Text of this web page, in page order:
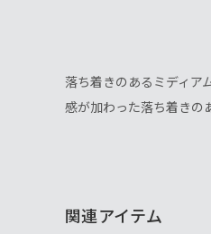
落ち着きのあるミディア
感が加わった落ち着きの
関連アイテム